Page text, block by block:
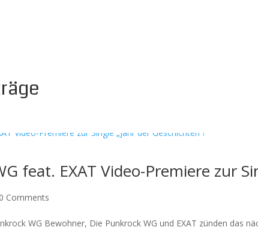
feat. EXAT Video-Premiere zur
0 Comments
WG Bewohner, Die Punkrock WG und EXAT zünden das